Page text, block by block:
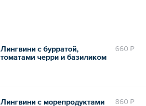
660 ₽
Лингвини с бурратой,
томатами черри и базиликом
860 ₽
Лингвини с морепродуктами